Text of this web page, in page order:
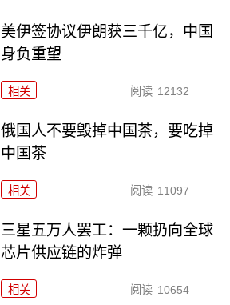
美伊签协议伊朗获三千亿，中国
身负重望
相关 阅读 12132
俄国人不要毁掉中国茶，要吃掉
中国茶
相关 阅读 11097
三星五万人罢工：一颗扔向全球
芯片供应链的炸弹
相关 阅读 10654